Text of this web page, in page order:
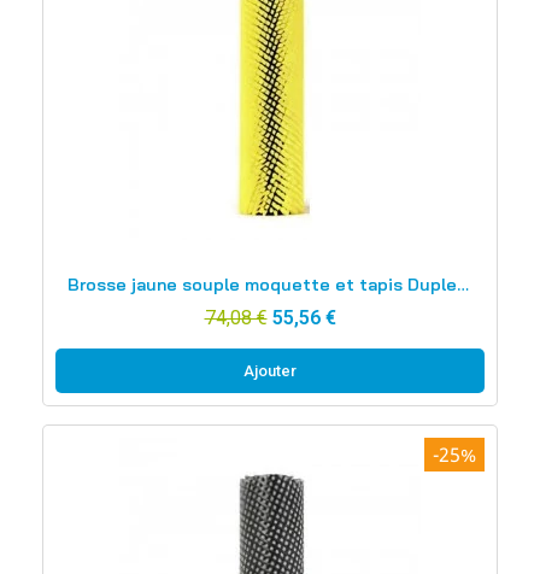
Brosse jaune souple moquette et tapis Duplex 340
74,08 € 55,56 €
Ajouter
-25%